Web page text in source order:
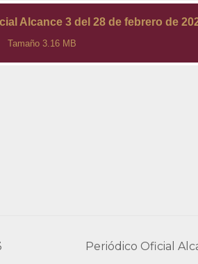
Alcance 3 del 28 de febrero de
Tamaño 3.16 MB
Periódico Oficial